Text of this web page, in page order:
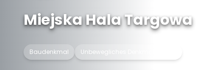
Miejska Hala Targowa
Baudenkmal Unbewegliches Denkmal (Polen)